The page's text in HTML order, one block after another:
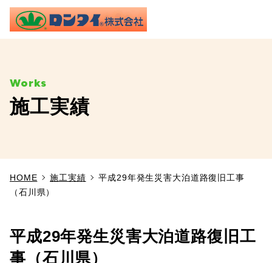
TOP
施工実績
よくあるご質問
施工実績
HOME 施工実績
平成29年発生災害大泊道路復旧工事
（石川県）
平成29年発生災害大泊道路復旧工
事（石川県）